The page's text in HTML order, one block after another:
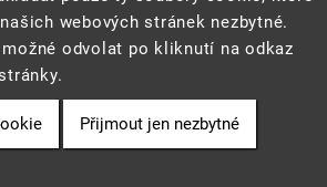
Research
the Czech Republic
Cookie
webových stránek nezbytné.
odvolat po kliknutí na odkaz
Přijmout jen nezbytné